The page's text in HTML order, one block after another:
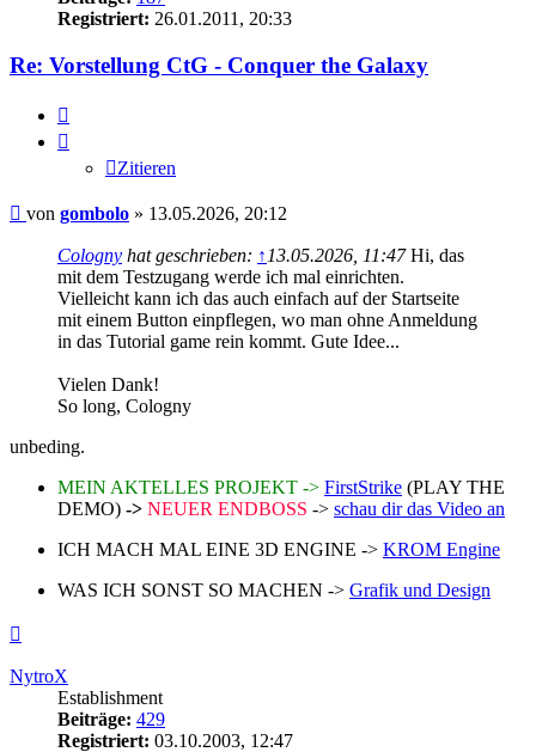
Registriert: 26.01.2011, 20:33
Re: Vorstellung CtG - Conquer the Galaxy
Zitieren
Beitrag
von gombolo » 13.05.2026, 20:12
Cologny hat geschrieben: ↑ 13.05.2026, 11:47Hi, das
mit dem Testzugang werde ich mal einrichten.
Vielleicht kann ich das auch einfach auf der Startseite
mit einem Button einpflegen, wo man ohne Anmeldung
in das Tutorial game rein kommt. Gute Idee...
Vielen Dank!
So long, Cologny
unbeding.
MEIN AKTELLES PROJEKT -> FirstStrike (PLAY THE
DEMO) -> NEUER ENDBOSS -> schau dir das Video an
ICH MACH MAL EINE 3D ENGINE -> KROM Engine
WAS ICH SONST SO MACHEN -> Grafik und Design
NytroX
Establishment
Beiträge: 429
Registriert: 03.10.2003, 12:47